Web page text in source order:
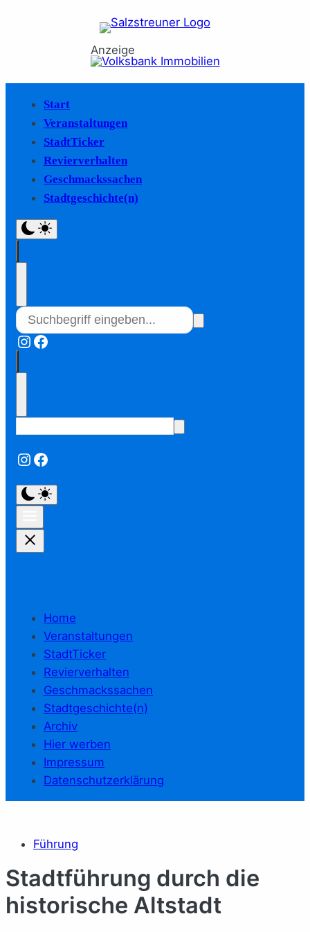
Anzeige
Start
Veranstaltungen
StadtTicker
Revierverhalten
Geschmackssachen
Stadtgeschichte(n)
Instagram
Facebook
Instagram
Facebook
Home
Veranstaltungen
StadtTicker
Revierverhalten
Geschmackssachen
Stadtgeschichte(n)
Archiv
Hier werben
Impressum
Datenschutzerklärung
Führung
Stadtführung durch die
historische Altstadt